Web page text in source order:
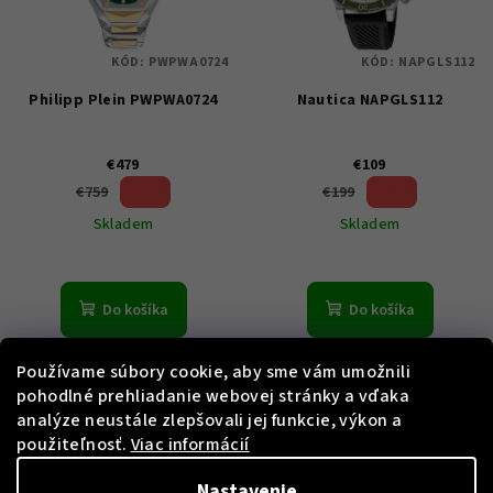
Používame súbory cookie, aby sme vám umožnili
pohodlné prehliadanie webovej stránky a vďaka
analýze neustále zlepšovali jej funkcie, výkon a
použiteľnosť. Viac informácií
Philipp Plein PWPWA0724
€479
€759
Skladem
Do košíka
KÓD: PWPWA0724
Nautica NAPGLS112
€109
€199
Skladem
Do košíka
KÓD: NAPGLS112